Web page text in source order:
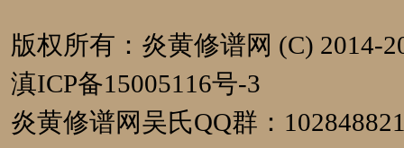
版权所有：炎黄修谱网 (C) 2014-
滇ICP备15005116号-3
炎黄修谱网吴氏QQ群：